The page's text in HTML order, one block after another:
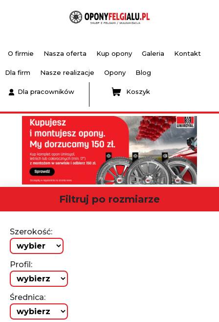
O firmie Nasza oferta Kup opony Galeria Kontakt
Dla firm Nasze realizacje Opony Blog
Dla pracowników Koszyk
Filtruj po rozmiarze
Szerokość:
Profil:
Średnica: